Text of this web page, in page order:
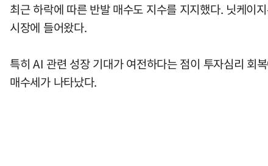
최근 하락에 따른 반발 매수도 지수를 지지했다. 닛케이
시장에 들어왔다.
특히 AI 관련 성장 기대가 여전하다는 점이 투자심리 회
매수세가 나타났다.